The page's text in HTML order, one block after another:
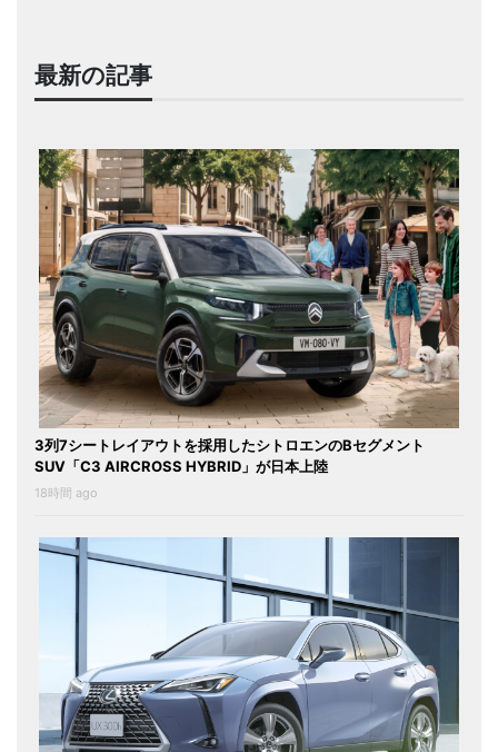
最新の記事
3列7シートレイアウトを採用したシトロエンのBセグメント
SUV「C3 AIRCROSS HYBRID」が日本上陸
18時間 ago